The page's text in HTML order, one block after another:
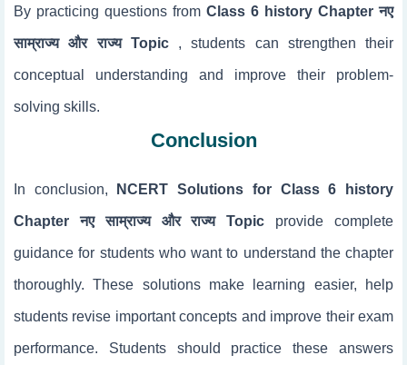
By practicing questions from Class 6 history Chapter नए
साम्राज्य और राज्य Topic , students can strengthen their
conceptual understanding and improve their problem-
solving skills.
Conclusion
In conclusion, NCERT Solutions for Class 6 history
Chapter नए साम्राज्य और राज्य Topic provide complete
guidance for students who want to understand the chapter
thoroughly. These solutions make learning easier, help
students revise important concepts and improve their exam
performance. Students should practice these answers